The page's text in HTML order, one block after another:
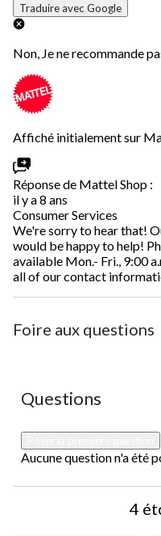
Traduire avec Google
Non, Je ne recommande
Affiché initialement sur
Réponse de Mattel Shop :
il y a 8 ans
Consumer Services
We're sorry to hear that!
would be happy to help!
available Mon.- Fri., 9:00
all of our contact
Foire aux questions
Aucune question n'a été
Questions
Aucune question n'a été
4